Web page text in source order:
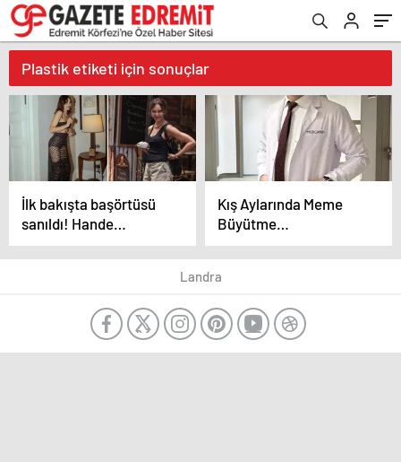
Plastik etiketi için sonuçlar
İlk bakışta başörtüsü
sanıldı! Hande
Ataizi’nin taktığı şey
bambaşka çıktı
Kış Aylarında Meme
Büyütme
Ameliyatlarına Yoğun
İlgi
Landra